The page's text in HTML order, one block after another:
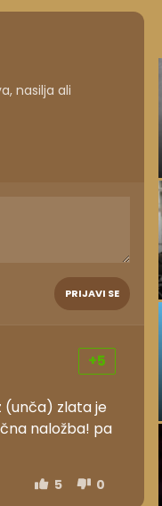
nasilja ali
PRIJAVI SE
+5
(unča) zlata je
naložba! pa
5 0